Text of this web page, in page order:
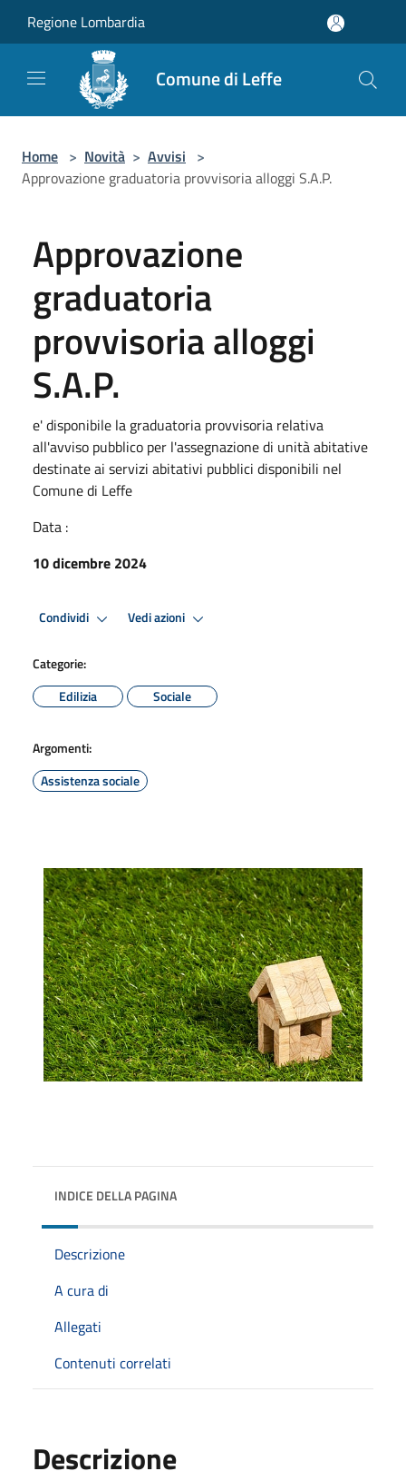
Regione Lombardia
Comune di Leffe
Home > Novità > Avvisi >
Approvazione graduatoria provvisoria alloggi S.A.P.
Approvazione
graduatoria
provvisoria alloggi
S.A.P.
e' disponibile la graduatoria provvisoria relativa
all'avviso pubblico per l'assegnazione di unità abitative
destinate ai servizi abitativi pubblici disponibili nel
Comune di Leffe
Data :
10 dicembre 2024
Condividi Vedi azioni
Categorie:
Edilizia
Sociale
Argomenti:
Assistenza sociale
INDICE DELLA PAGINA
Descrizione
A cura di
Allegati
Contenuti correlati
Descrizione